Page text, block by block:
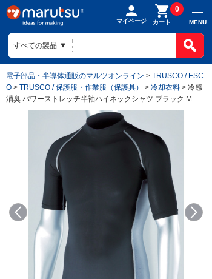
マイページ カート
0
MENU
電子部品・半導体通販のマルツオンライン > TRUSCO / ESC
O > TRUSCO / 保護服・作業服（保護具） > 冷却衣料 > 冷感
消臭 パワーストレッチ半袖ハイネックシャツ ブラック M